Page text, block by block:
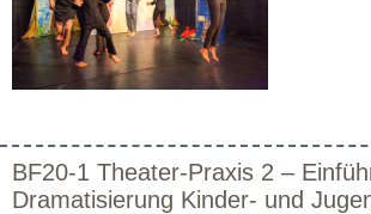
BF20-1 Theater-Praxis 2 –
Dramatisierung Kinder- und